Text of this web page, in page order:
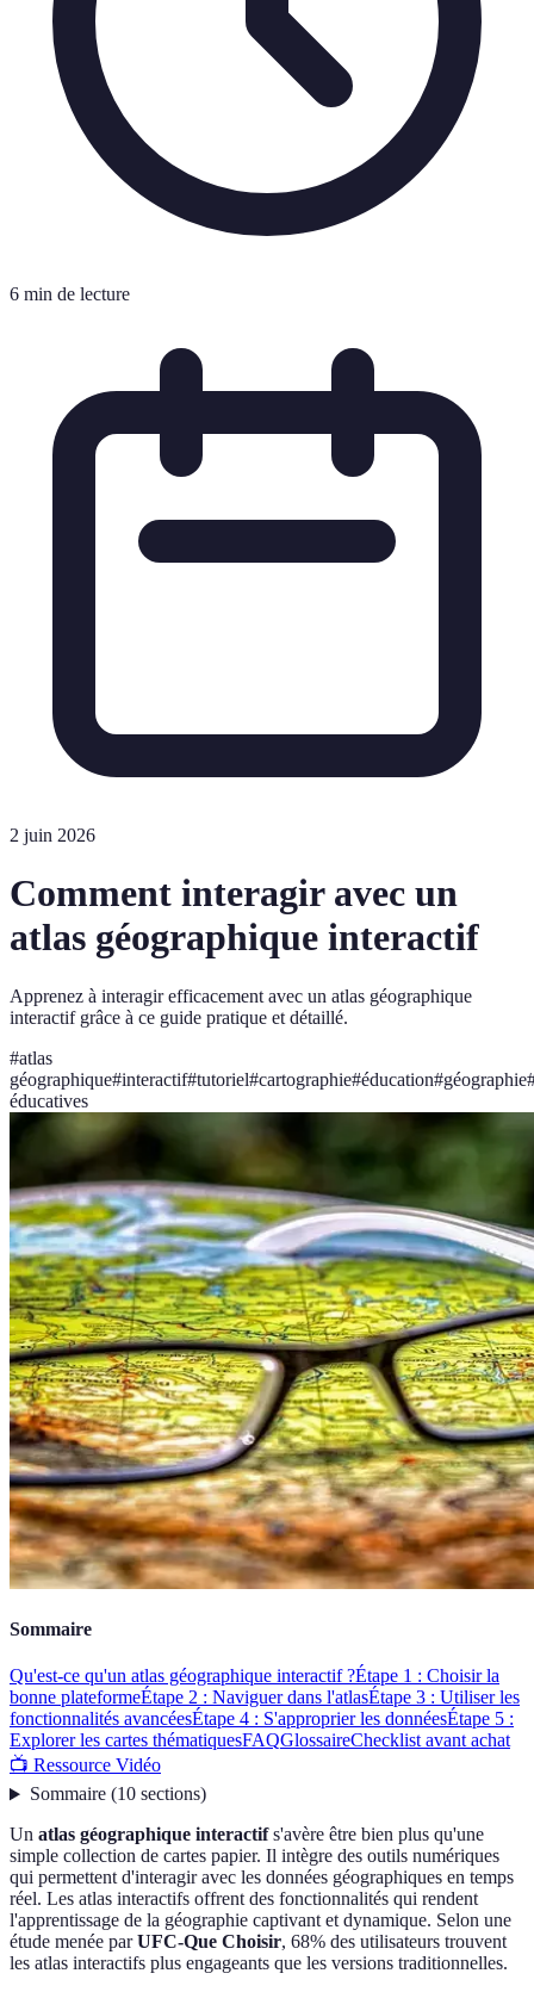
6 min de lecture
2 juin 2026
Comment interagir avec un
atlas géographique interactif
Apprenez à interagir efficacement avec un atlas géographique
interactif grâce à ce guide pratique et détaillé.
#atlas
géographique#interactif#tutoriel#cartographie#éducation#géographie
éducatives
Sommaire
Qu'est-ce qu'un atlas géographique interactif ?Étape 1 : Choisir la
bonne plateformeÉtape 2 : Naviguer dans l'atlasÉtape 3 : Utiliser les
fonctionnalités avancéesÉtape 4 : S'approprier les donnéesÉtape 5 :
Explorer les cartes thématiquesFAQGlossaireChecklist avant achat
📺 Ressource Vidéo
Sommaire(10 sections)
Un atlas géographique interactifs'avère être bien plus qu'une
simple collection de cartes papier. Il intègre des outils numériques
qui permettent d'interagir avec les données géographiques en temps
réel. Les atlas interactifs offrent des fonctionnalités qui rendent
l'apprentissage de la géographie captivant et dynamique. Selon une
étude menée parUFC-Que Choisir, 68% des utilisateurs trouvent
les atlas interactifs plus engageants que les versions traditionnelles.